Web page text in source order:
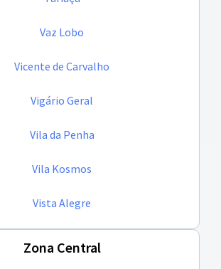
Vaz Lobo
Vicente de Carvalho
Vigário Geral
Vila da Penha
Vila Kosmos
Vista Alegre
Zona Central